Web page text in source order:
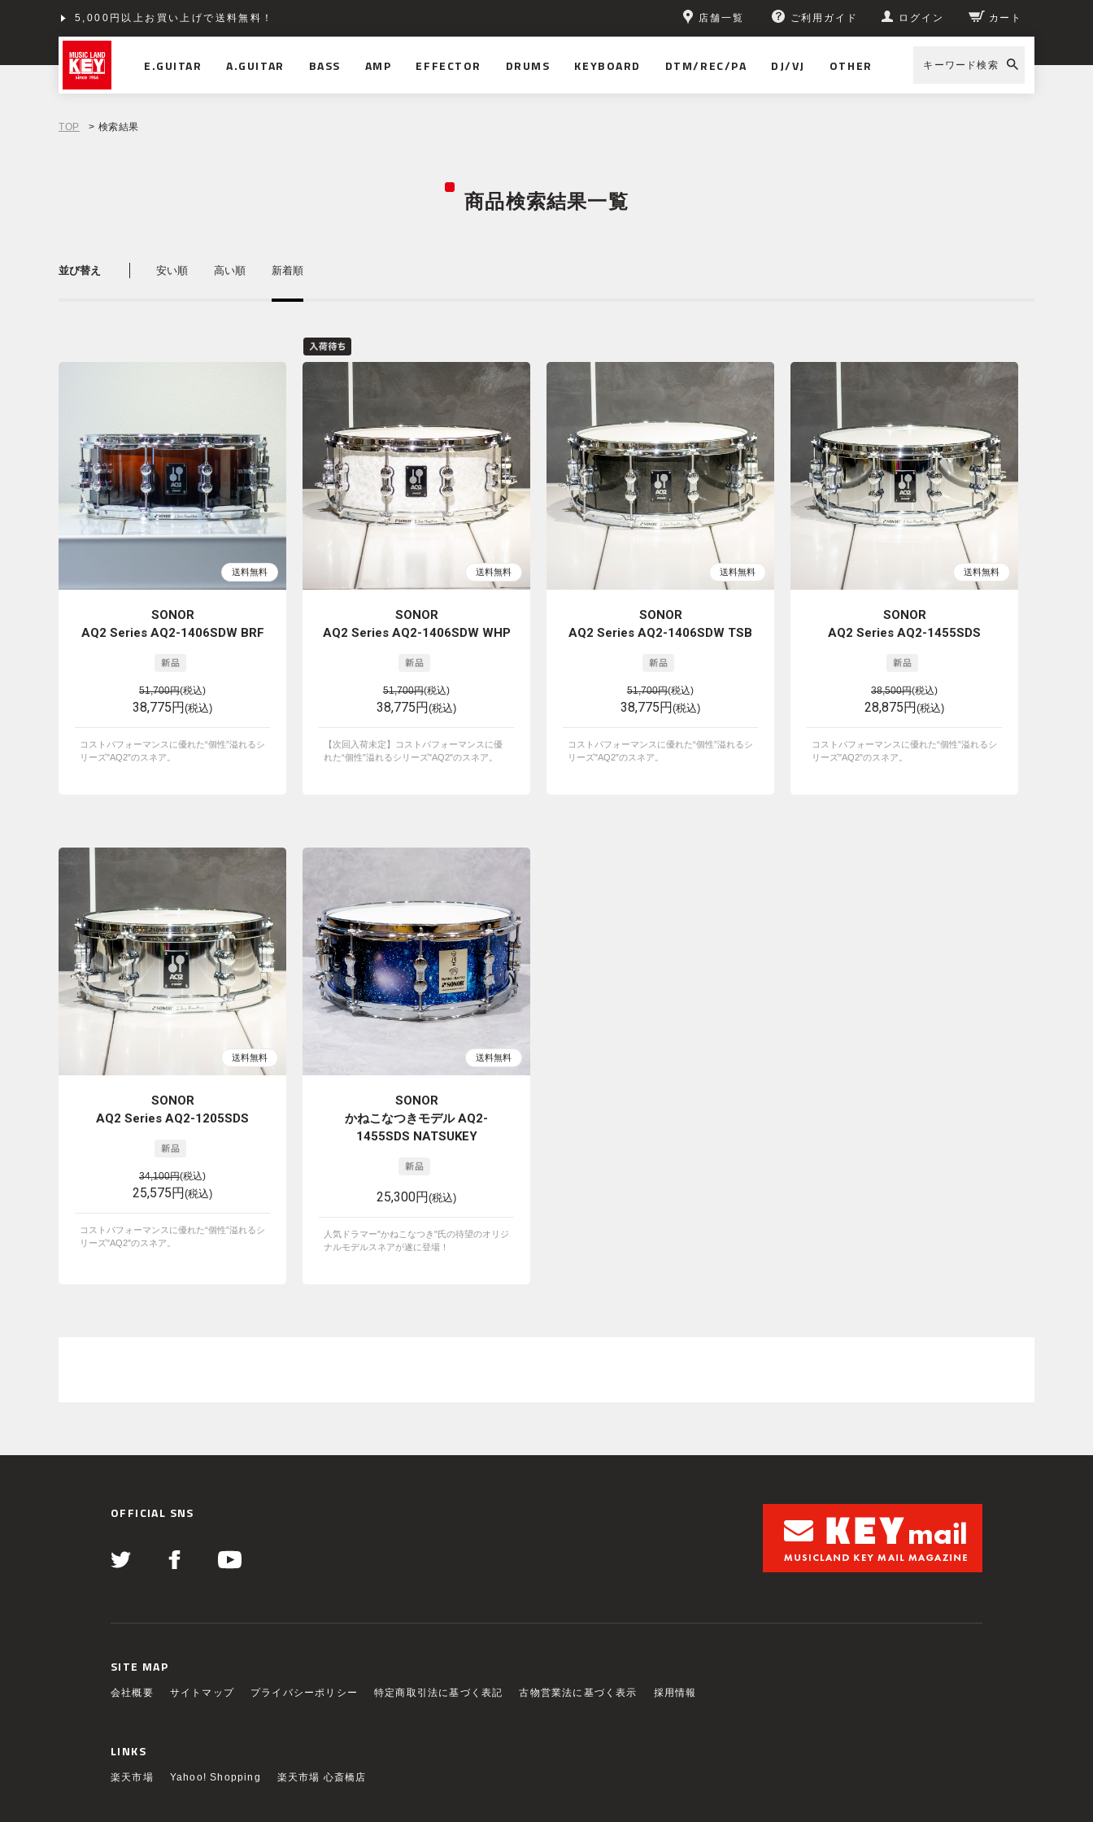
5,000円以上お買い上げで送料無料！
ショッピングクレジット分割48回払いまで金利手数料無料！ 店舗一覧 ご利用ガイド ログイン カート
E.GUITAR A.GUITAR BASS AMP EFFECTOR DRUMS KEYBOARD DTM/REC/PA DJ/VJ OTHER キーワード検索
TOP > 検索結果
商品検索結果一覧
並び替え 安い順 高い順 新着順
SONOR
AQ2 Series AQ2-1406SDW BRF
51,700円(税込)
38,775円(税込)
コストパフォーマンスに優れた“個性”溢れるシ
リーズ"AQ2"のスネア。
SONOR
AQ2 Series AQ2-1406SDW WHP
51,700円(税込)
38,775円(税込)
【次回入荷未定】コストパフォーマンスに優
れた“個性”溢れるシリーズ"AQ2"のスネア。
SONOR
AQ2 Series AQ2-1406SDW TSB
51,700円(税込)
38,775円(税込)
コストパフォーマンスに優れた“個性”溢れるシ
リーズ"AQ2"のスネア。
SONOR
AQ2 Series AQ2-1455SDS
38,500円(税込)
28,875円(税込)
コストパフォーマンスに優れた“個性”溢れるシ
リーズ"AQ2"のスネア。
SONOR
AQ2 Series AQ2-1205SDS
34,100円(税込)
25,575円(税込)
コストパフォーマンスに優れた“個性”溢れるシ
リーズ"AQ2"のスネア。
SONOR
かねこなつきモデル AQ2-
1455SDS NATSUKEY
25,300円(税込)
人気ドラマー"かねこなつき"氏の待望のオリジ
ナルモデルスネアが遂に登場！
OFFICIAL SNS
SITE MAP
会社概要 サイトマップ プライバシーポリシー 特定商取引法に基づく表記 古物営業法に基づく表示 採用情報
LINKS
楽天市場 Yahoo! Shopping 楽天市場 心斎橋店